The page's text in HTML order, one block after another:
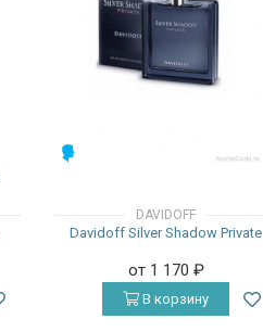
DAVIDOFF
Davidoff Silver Shadow Private
от 1 170 ₽
В корзину